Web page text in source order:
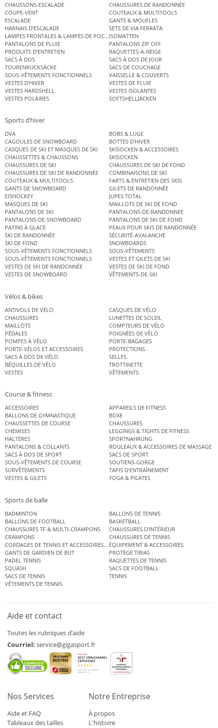
CHAUSSONS-ESCALADE
CHAUSSURES DE RANDONNÉE
COUPE-VENT
COUTEAUX & MULTITOOLS
ESCALADE
GANTS & MOUFLES
HARNAIS D’ESCALADE
SETS DE VIA FERRATA
LAMPES FRONTALES & LAMPES DE POCHEISOMATTEN
PANTALONS DE PLUIE
PANTALONS ZIP OFF
PRODUITS D’ENTRETIEN
RAQUETTES-A-NEIGE
SACS À DOS
SACS À DOS DE JOUR
TOURENRUCKSÄCKE
SACS DE COUCHAGE
SOUS-VÊTEMENTS FONCTIONNELS
VAISSELLE & COUVERTS
VESTES D’HIVER
VESTES DE PLUIE
VESTES HARDSHELL
VESTES ISOLANTES
VESTES POLAIRES
SOFTSHELLJACKEN
Sports d’hiver
DVA
BOBS & LUGE
CAGOULES DE SNOWBOARD
BOTTES D’HIVER
CASQUES DE SKI ET MASQUES DE SKI
SKISOCKEN & ACCESSOIRES
CHAUSSETTES & CHAUSSONS
SKISOCKEN
CHAUSSURES DE SKI
CHAUSSURES DE SKI DE FOND
CHAUSSURES DE SKI DE RANDONNÉE
COMBINAISONS DE SKI
COUTEAUX & MULTITOOLS
FARTS & ENTRETIEN DES SKIS
GANTS DE SNOWBOARD
GILETS DE RANDONNÉE
EISHOCKEY
JUPES TOTAL
MASQUES DE SKI
MAILLOTS DE SKI DE FOND
PANTALONS DE SKI
PANTALONS-DE-RANDONNEE
PANTALONS-DE-SNOWBOARD
PANTALONS DE SKI DE FOND
PATINS À GLACE
PEAUX POUR SKIS DE RANDONNÉE
SKI DE RANDONNÉE
SÉCURITÉ-AVALANCHE
SKI DE FOND
SNOWBOARDS
SOUS-VÊTEMENTS FONCTIONNELS
SOUS-VÊTEMENTS
SOUS-VÊTEMENTS FONCTIONNELS
VESTES ET GILETS DE SKI
VESTES DE SKI DE RANDONNÉE
VESTES DE SKI DE FOND
VESTES DE SNOWBOARD
VÊTEMENTS-DE-SKI
Vélos & bikes
ANTIVOLS DE VÉLO
CASQUES DE VÉLO
CHAUSSURES
LUNETTES DE SOLEIL
MAILLOTS
COMPTEURS DE VÉLO
PÉDALES
POIGNÉES DE VÉLO
POMPES À VÉLO
PORTE-BAGAGES
PORTE-VÉLOS ET ACCESSOIRES
PROTECTIONS
SACS À DOS DE VÉLO
SELLES
BÉQUILLES DE VÉLO
TROTTINETTE
VESTES
VÊTEMENTS
Course & fitness
ACCESSOIRES
APPAREILS DE FITNESS
BALLONS DE GYMNASTIQUE
BOXE
CHAUSSETTES DE COURSE
CHAUSSURES
CHEMISES
LEGGINGS & TIGHTS DE FITNESS
HALTÈRES
SPORTNAHRUNG
PANTALONS & COLLANTS
ROULEAUX & ACCESSOIRES DE MASSAGE
SACS À DOS DE SPORT
SACS DE SPORT
SOUS-VÊTEMENTS DE COURSE
SOUTIENS-GORGE
SURVÊTEMENTS
TAPIS D’ENTRAÎNEMENT
VESTES & GILETS
YOGA & PILATES
Sports de balle
BADMINTON
BALLONS DE TENNIS
BALLONS DE FOOTBALL
BASKETBALL
CHAUSSURES TF & MULTI-CRAMPONS
CHAUSSURES D’INTÉRIEUR
CRAMPONS
CHAUSSURES DE TENNIS
CORDAGES DE TENNIS ET ACCESSOIRES DE TENNISÉQUIPEMENT & ACCESSOIRES
GANTS DE GARDIEN DE BUT
PROTÈGE TIBIAS
PADEL TENNIS
RAQUETTES DE TENNIS
SQUASH
SACS DE FOOTBALL
SACS DE TENNIS
TENNIS
VÊTEMENTS DE TENNIS
Aide et contact
Toutes les rubriques d’aide
Courriel: service@gigasport.fr
Nos Services
Aide et FAQ
Tableaux des tailles
Notre Entreprise
À propos
L'histoire